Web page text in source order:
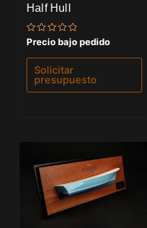
Half Hull
Valorado
con
0
de
Precio bajo pedido
Solicitar
presupuesto